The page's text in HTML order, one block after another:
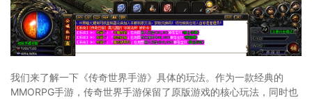
我们来了解一下《传奇世界手游》具体的玩法。作为一款经典的
MMORPG手游，传奇世界手游保留了原版游戏的核心玩法，同时也